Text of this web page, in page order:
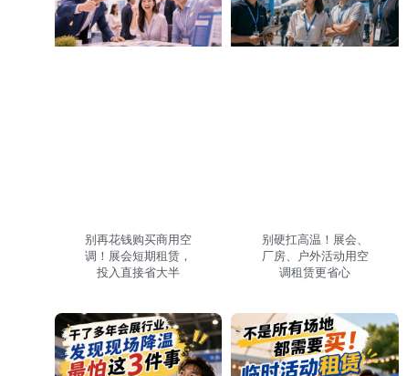
别再花钱购买商用空
调！展会短期租赁，
投入直接省大半
别硬扛高温！展会、
厂房、户外活动用空
调租赁更省心